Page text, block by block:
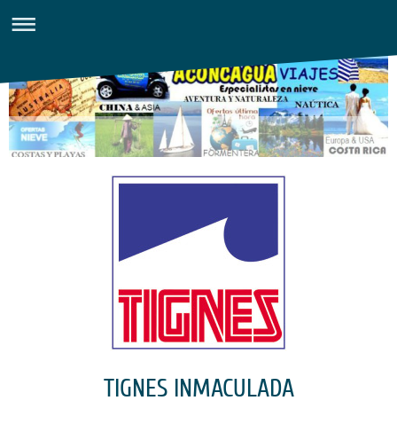
TIGNES INMACULADA